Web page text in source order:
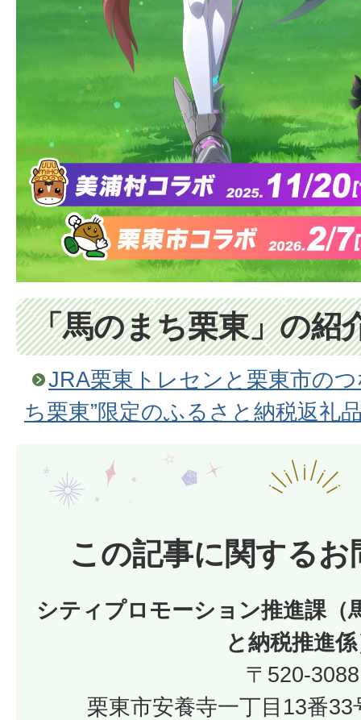
「馬のまち栗東」の紹
JRA栗東トレセンと栗東市の
ち栗東”限定のふるさと納税返礼
この記事に関するお
シティプロモーション推進課（
と納税推進
〒520-3088
栗東市安養寺一丁目13番